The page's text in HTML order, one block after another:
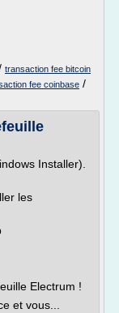
transaction fee bitcoin
fee coinbase /
Installer).
les
Electrum !
et vous...